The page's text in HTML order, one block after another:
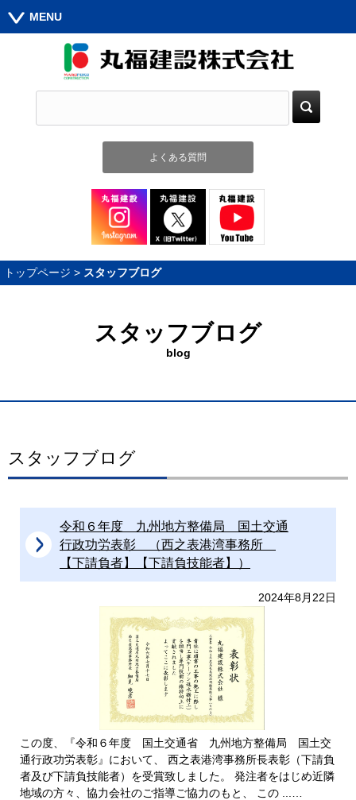
MENU
よくある質問
トップページ > スタッフブログ
スタッフブログ
blog
スタッフブログ
令和６年度 九州地方整備局 国土交通
行政功労表彰 （西之表港湾事務所
【下請負者】【下請負技能者】）
2024年8月22日
この度、『令和６年度 国土交通省 九州地方整備局 国土交
通行政功労表彰』において、 西之表港湾事務所長表彰（下請負
者及び下請負技能者）を受賞致しました。 発注者をはじめ近隣
地域の方々、協力会社のご指導ご協力のもと、 この ...…